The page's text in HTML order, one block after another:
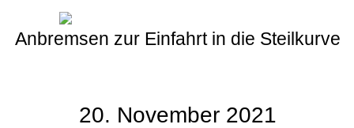
Anbremsen zur Einfahrt in die Steilkurve
20. November 2021